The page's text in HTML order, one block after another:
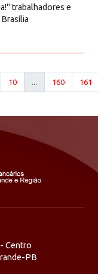
trabalhadores e
10 160 161
Centro
PB